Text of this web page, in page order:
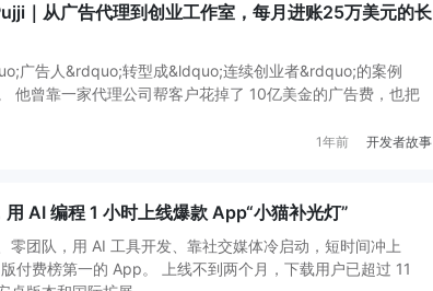
｜从广告代理到创业工作室，每月进账25万美元的长
广告人&rdquo;转型成&ldquo;连续创业者&rdquo;的案例
他曾靠一家代理公司帮客户花掉了 10亿美金的广告费，也把
1年前 开发者故事
AI 编程 1 小时上线爆款 App“小猫补光灯”
零团队，用 AI 工具开发、靠社交媒体冷启动，短时间冲上
付费榜第一的 App。 上线不到两个月，下载用户已超过 11